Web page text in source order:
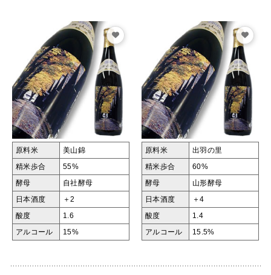
原料米 美山錦
精米歩合 55%
酵母 自社酵母
日本酒度 ＋2
酸度 1.6
アルコール 15%
原料米 出羽の里
精米歩合 60%
酵母 山形酵母
日本酒度 ＋4
酸度 1.4
アルコール 15.5%